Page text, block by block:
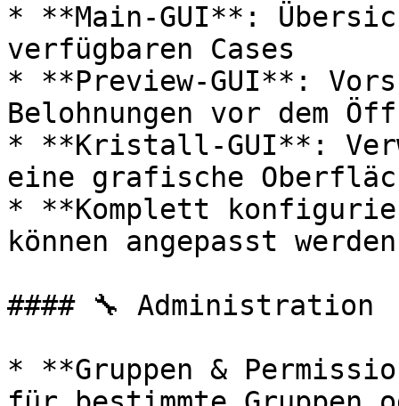
* **Main-GUI**:
verfügbaren Cases
* **Preview-GUI**:
Belohnungen vor dem
* **Kristall-GUI**:
eine grafische
* **Komplett
können angepasst werden
#### 🔧 Administration
* **Gruppen &